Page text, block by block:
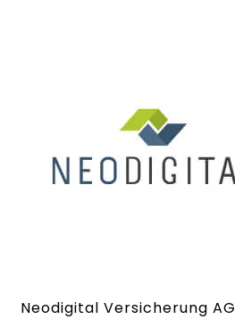
Neodigital Versicherung AG